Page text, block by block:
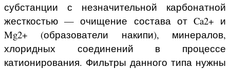
субстанции с незначительной карбонатной
жесткостью — очищение состава от Ca2+ и
Mg2+ (образователи накипи), минералов,
хлоридных соединений в процессе
катионирования. Фильтры данного типа нужны